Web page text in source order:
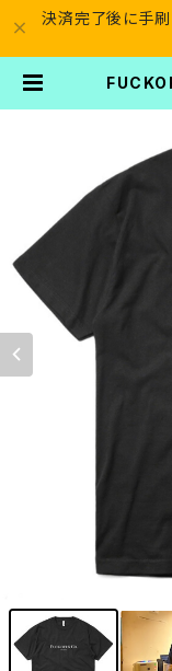
決済完了後に手刷